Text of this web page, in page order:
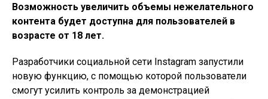
Возможность увеличить объемы нежелательного
контента будет доступна для пользователей в
возрасте от 18 лет.
Разработчики социальной сети Instagram запустили
новую функцию, с помощью которой пользователи
смогут усилить контроль за демонстрацией